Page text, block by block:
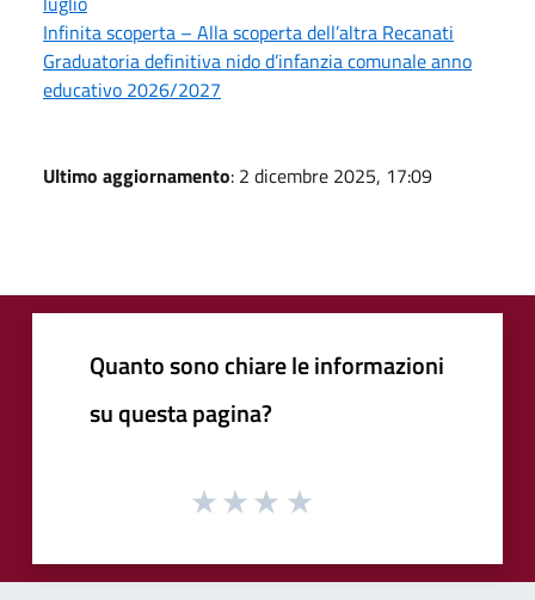
Infinita scoperta – Alla scoperta dell’altra Recanati
Graduatoria definitiva nido d’infanzia comunale anno
educativo 2026/2027
Ultimo aggiornamento: 2 dicembre 2025, 17:09
Quanto sono chiare le informazioni
su questa pagina?